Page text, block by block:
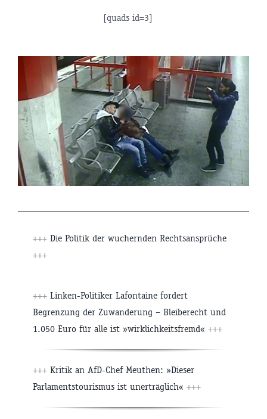
[quads id=3]
+++ Die Politik der wuchernden Rechtsansprüche
+++
+++ Linken-Politiker Lafontaine fordert
Begrenzung der Zuwanderung – Bleiberecht und
1.050 Euro für alle ist »wirklichkeitsfremd« +++
+++ Kritik an AfD-Chef Meuthen: »Dieser
Parlamentstourismus ist unerträglich« +++